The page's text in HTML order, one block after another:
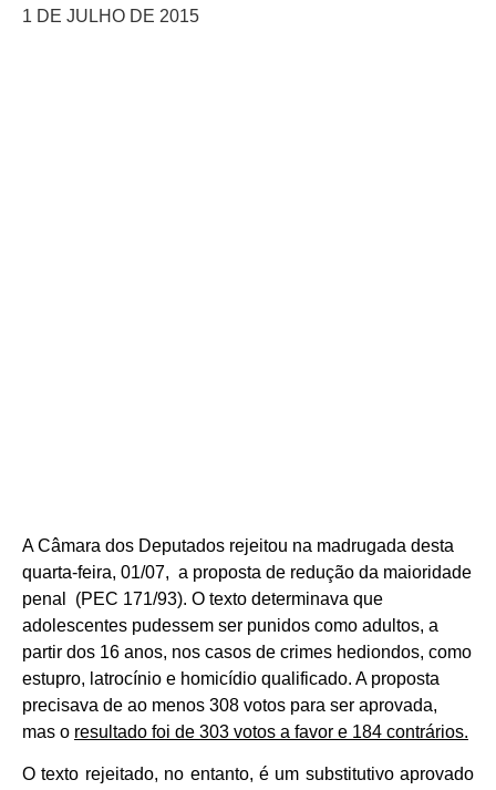
1 DE JULHO DE 2015
A Câmara dos Deputados rejeitou na madrugada desta
quarta-feira, 01/07, a proposta de redução da maioridade
penal (PEC 171/93). O texto determinava que
adolescentes pudessem ser punidos como adultos, a
partir dos 16 anos, nos casos de crimes hediondos, como
estupro, latrocínio e homicídio qualificado. A proposta
precisava de ao menos 308 votos para ser aprovada,
mas o resultado foi de 303 votos a favor e 184 contrários.
O texto rejeitado, no entanto, é um substitutivo aprovado